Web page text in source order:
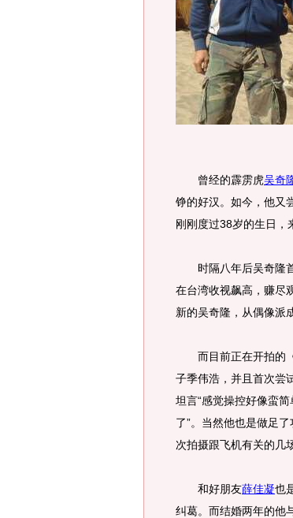
曾经的霹雳虎吴奇
铮的好汉。如今，他又
刚刚度过38岁的生日，
时隔八年后吴奇隆首
在台湾收视飙高，赚尽
新的吴奇隆，从偶像派
而目前正在开拍的《
子季伟浩，并且首次尝
坦言“感觉操控好像蛮
了”。当然他也是做足
次拍摄跟飞机有关的几
和好朋友薛佳凝也
纠葛。而结婚两年的他